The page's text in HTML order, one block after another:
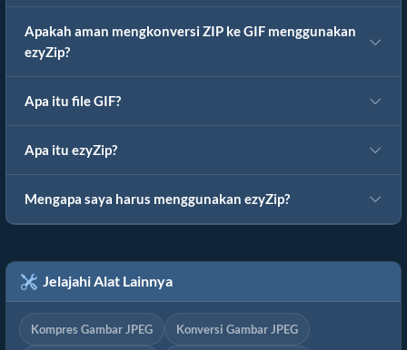
Apakah aman mengkonversi ZIP ke GIF menggunakan
ezyZip?
Apa itu file GIF?
Apa itu ezyZip?
Mengapa saya harus menggunakan ezyZip?
Jelajahi Alat Lainnya
Kompres Gambar JPEG Konversi Gambar JPEG